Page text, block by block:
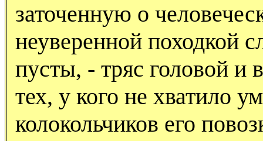
заточенную о
неуверенной походкой
пусты, - тряс головой и
тех, у кого не хватило
колокольчиков его